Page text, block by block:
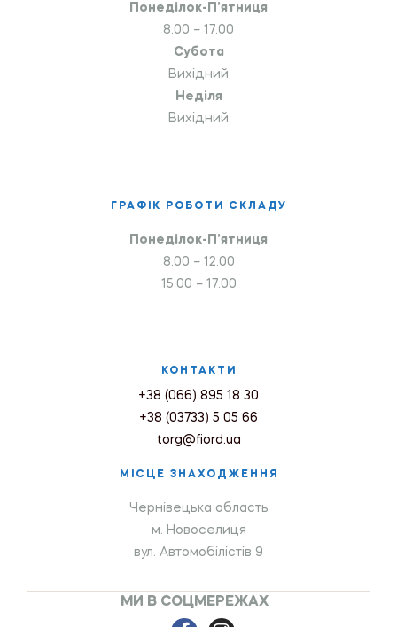
Понеділок-П’ятниця
8.00 – 17.00
Субота
Вихідний
Неділя
Вихідний
ГРАФІК РОБОТИ СКЛАДУ
Понеділок-П’ятниця
8.00 – 12.00
15.00 – 17.00
КОНТАКТИ
+38 (066) 895 18 30
+38 (03733) 5 05 66
torg@fiord.ua
МІСЦЕ ЗНАХОДЖЕННЯ
Чернівецька область
м. Новоселиця
вул. Автомобілістів 9
МИ В СОЦМЕРЕЖАХ